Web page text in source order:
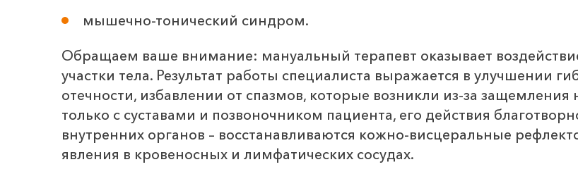
мышечно-тонический синдром.
Обращаем ваше внимание: мануальный терапевт оказывает
участки тела. Результат работы специалиста выражается в улучшении
отечности, избавлении от спазмов, которые возникли из-за
только с суставами и позвоночником пациента, его действия
внутренних органов – восстанавливаются кожно-висцеральные
явления в кровеносных и лимфатических сосудах.